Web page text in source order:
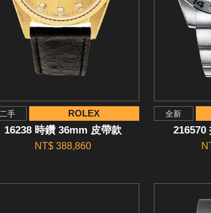
二手 ROLEX
16238 時鑽 36mm 皮帶款
NT$ 388,860
全新
216570